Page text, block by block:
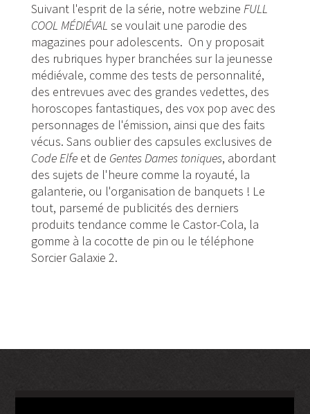
Suivant l'esprit de la série, notre webzine FULL
COOL MÉDIÉVAL se voulait une parodie des
magazines pour adolescents. On y proposait
des rubriques hyper branchées sur la jeunesse
médiévale, comme des tests de personnalité,
des entrevues avec des grandes vedettes, des
horoscopes fantastiques, des vox pop avec des
personnages de l'émission, ainsi que des faits
vécus. Sans oublier des capsules exclusives de
Code Elfeet de Gentes Dames toniques, abordant
des sujets de l'heure comme la royauté, la
galanterie, ou l'organisation de banquets ! Le
tout, parsemé de publicités des derniers
produits tendance comme le Castor-Cola, la
gomme à la cocotte de pin ou le téléphone
Sorcier Galaxie 2.